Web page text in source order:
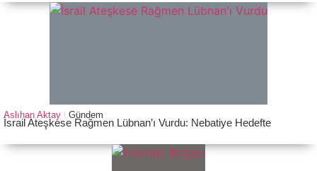
Aslıhan Aktay Gündem
İsrail Ateşkese Rağmen Lübnan’ı Vurdu: Nebatiye Hedefte